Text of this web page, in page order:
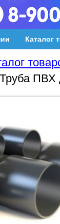
Каталог
Труба ПВХ